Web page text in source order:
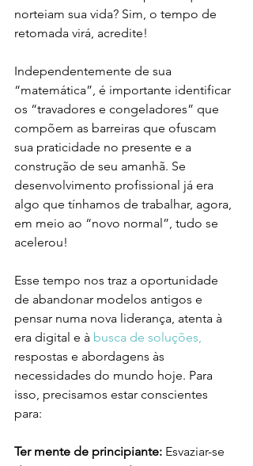
norteiam sua vida? Sim, o tempo de
retomada virá, acredite!
Independentemente de sua
“matemática”, é importante identificar
os “travadores e congeladores” que
compõem as barreiras que ofuscam
sua praticidade no presente e a
construção de seu amanhã. Se
desenvolvimento profissional já era
algo que tínhamos de trabalhar, agora,
em meio ao “novo normal”, tudo se
acelerou!
Esse tempo nos traz a oportunidade
de abandonar modelos antigos e
pensar numa nova liderança, atenta à
era digital e à busca de soluções,
respostas e abordagens às
necessidades do mundo hoje. Para
isso, precisamos estar conscientes
para:
Ter mente de principiante: Esvaziar-se